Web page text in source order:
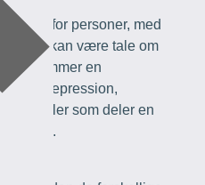
for personer, med
Der kan være tale om
rummer en
depression,
eller som deler en
f.eks.